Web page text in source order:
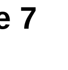
7